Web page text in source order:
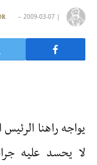
|
2009-03-07
يواجه راهنا
لا يحسد عليه